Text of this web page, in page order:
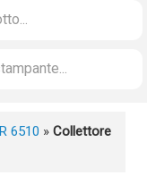
6510 » Collettore